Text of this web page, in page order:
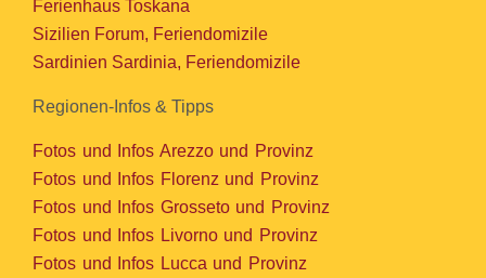
Ferienhaus Toskana
Sizilien Forum, Feriendomizile
Sardinien Sardinia, Feriendomizile
Regionen-Infos & Tipps
Fotos und Infos Arezzo und Provinz
Fotos und Infos Florenz und Provinz
Fotos und Infos Grosseto und Provinz
Fotos und Infos Livorno und Provinz
Fotos und Infos Lucca und Provinz